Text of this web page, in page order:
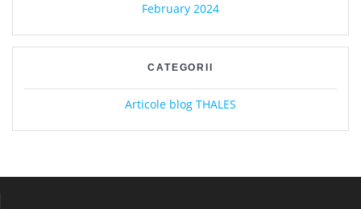
February 2024
CATEGORII
Articole blog THALES